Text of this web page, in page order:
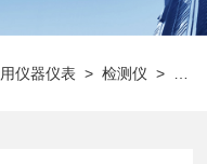
仪器仪表 >检测仪 > H29611实验室二氧化氯检测仪